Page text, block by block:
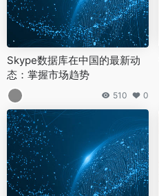
Skype数据库在中国的最新动
态：掌握市场趋势
510 0